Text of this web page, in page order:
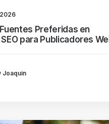
Preferidas en
para Publicadores
Joaquin